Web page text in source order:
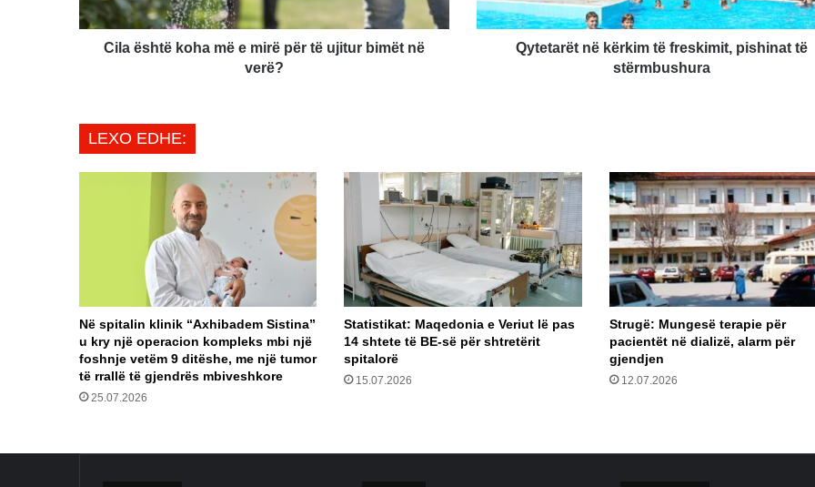
të
ujitur
bimëtCila është koha më e mirë për të ujitur bimët në
verë?
stërmbushura
Qytetarët në kërkim të freskimit, pishinat të
stërmbushura
LEXO EDHE:
Në spitalin klinik “Axhibadem Sistina”
u kry një operacion kompleks mbi një
foshnje vetëm 9 ditëshe, me një tumor
të rrallë të gjendrës mbiveshkore
25.07.2026
Statistikat: Maqedonia e Veriut lë pas
14 shtete të BE-së për shtretërit
spitalorë
15.07.2026
Strugë: Mungesë terapie për
pacientët në dializë, alarm për
gjendjen
12.07.2026